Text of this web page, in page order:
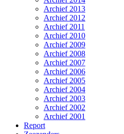
Archief 2013
Archief 2012
Archief 2011
Archief 2010
Archief 2009
Archief 2008
Archief 2007
Archief 2006
Archief 2005
Archief 2004
Archief 2003
Archief 2002
Archief 2001
Report